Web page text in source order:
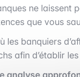
ne laissent
que vous
les banquiers
afin d’établir
analyse